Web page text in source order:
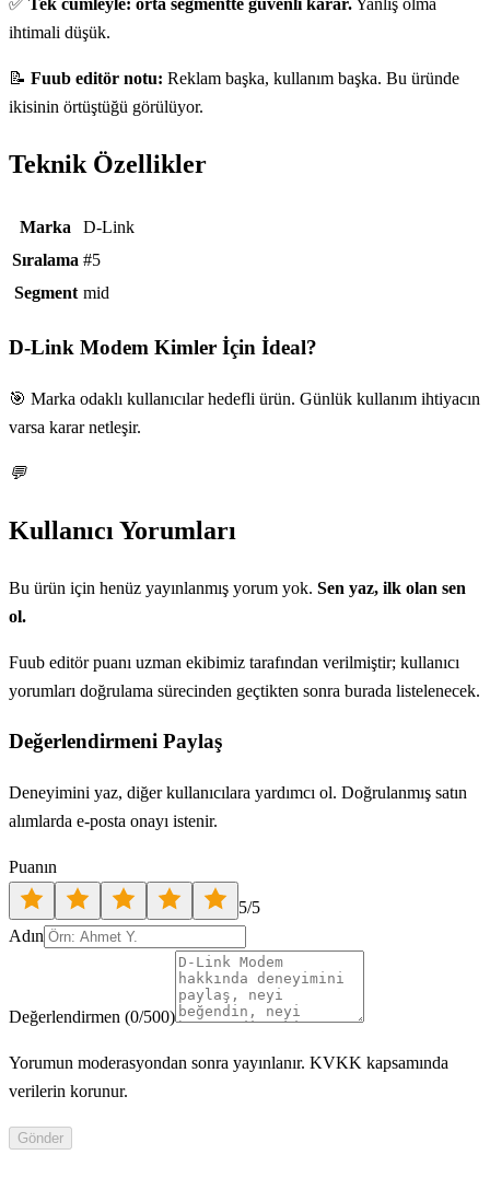
✅ Tek cümleyle: orta segmentte güvenli karar.Yanlış olma
ihtimali düşük.
📝 Fuub editör notu: Reklam başka, kullanım başka. Bu üründe
ikisinin örtüştüğü görülüyor.
Teknik Özellikler
Teknik özellikler
Marka
D-Link
Sıralama #5
Segment mid
D-Link Modem Kimler İçin İdeal?
🎯 Marka odaklı kullanıcılar hedefli ürün. Günlük kullanım ihtiyacın
varsa karar netleşir.
💬
Kullanıcı Yorumları
Bu ürün için henüz yayınlanmış yorum yok. Sen yaz, ilk olan sen
ol.
Fuub editör puanı uzman ekibimiz tarafından verilmiştir; kullanıcı
yorumları doğrulama sürecinden geçtikten sonra burada listelenecek.
Değerlendirmeni Paylaş
Deneyimini yaz, diğer kullanıcılara yardımcı ol. Doğrulanmış satın
alımlarda e-posta onayı istenir.
Puanın
5/5
Adın
Değerlendirmen (0/500)
Yorumun moderasyondan sonra yayınlanır. KVKK kapsamında
verilerin korunur.
Gönder